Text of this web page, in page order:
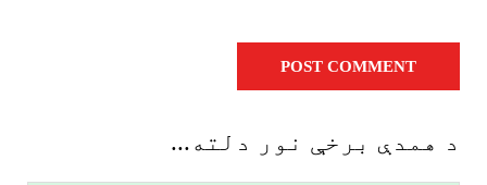
د همدې برخې نور دلته...